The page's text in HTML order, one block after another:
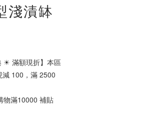
淺漬缽
☀ 滿額現折】本區
100，滿 2500
物滿10000 補貼